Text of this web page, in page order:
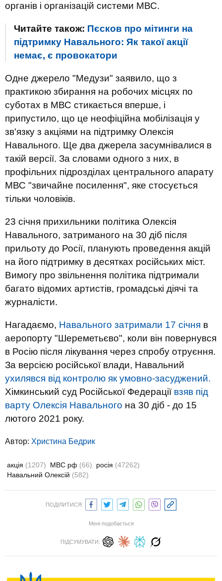
органів і організацій системи МВС.
Читайте також: Пєсков про мітинги на
підтримку Навального: Як такої акції
немає, є провокатори
Одне джерело "Медузи" заявило, що з
практикою збирання на робочих місцях по
суботах в МВС стикається вперше, і
припустило, що це неофіційна мобілізація у
зв'язку з акціями на підтримку Олексія
Навального. Ще два джерела засумнівалися в
такій версії. За словами одного з них, в
профільних підрозділах центрального апарату
МВС "звичайне посилення", яке стосується
тільки чоловіків.
23 січня прихильники політика Олексія
Навального, затриманого на 30 діб після
прильоту до Росії, планують проведення акцій
на його підтримку в десятках російських міст.
Вимогу про звільнення політика підтримали
багато відомих артистів, громадські діячі та
журналісти.
Нагадаємо, Навального затримали 17 січня в
аеропорту "Шереметьєво", коли він повернувся
в Росію після лікування через спробу отруєння.
За версією російської влади, Навальний
ухилявся від контролю як умовно-засуджений.
Хімкинський суд Російської Федерації взяв під
варту Олексія Навального на 30 діб - до 15
лютого 2021 року.
Автор: Христина Бедрик
акція (1207) МВС рф (66) росія (47262)
Навальний Олексій (582)
ПОДІЛИТИСЯ:
Мені подобається
ПІДСУМУВАТИ: